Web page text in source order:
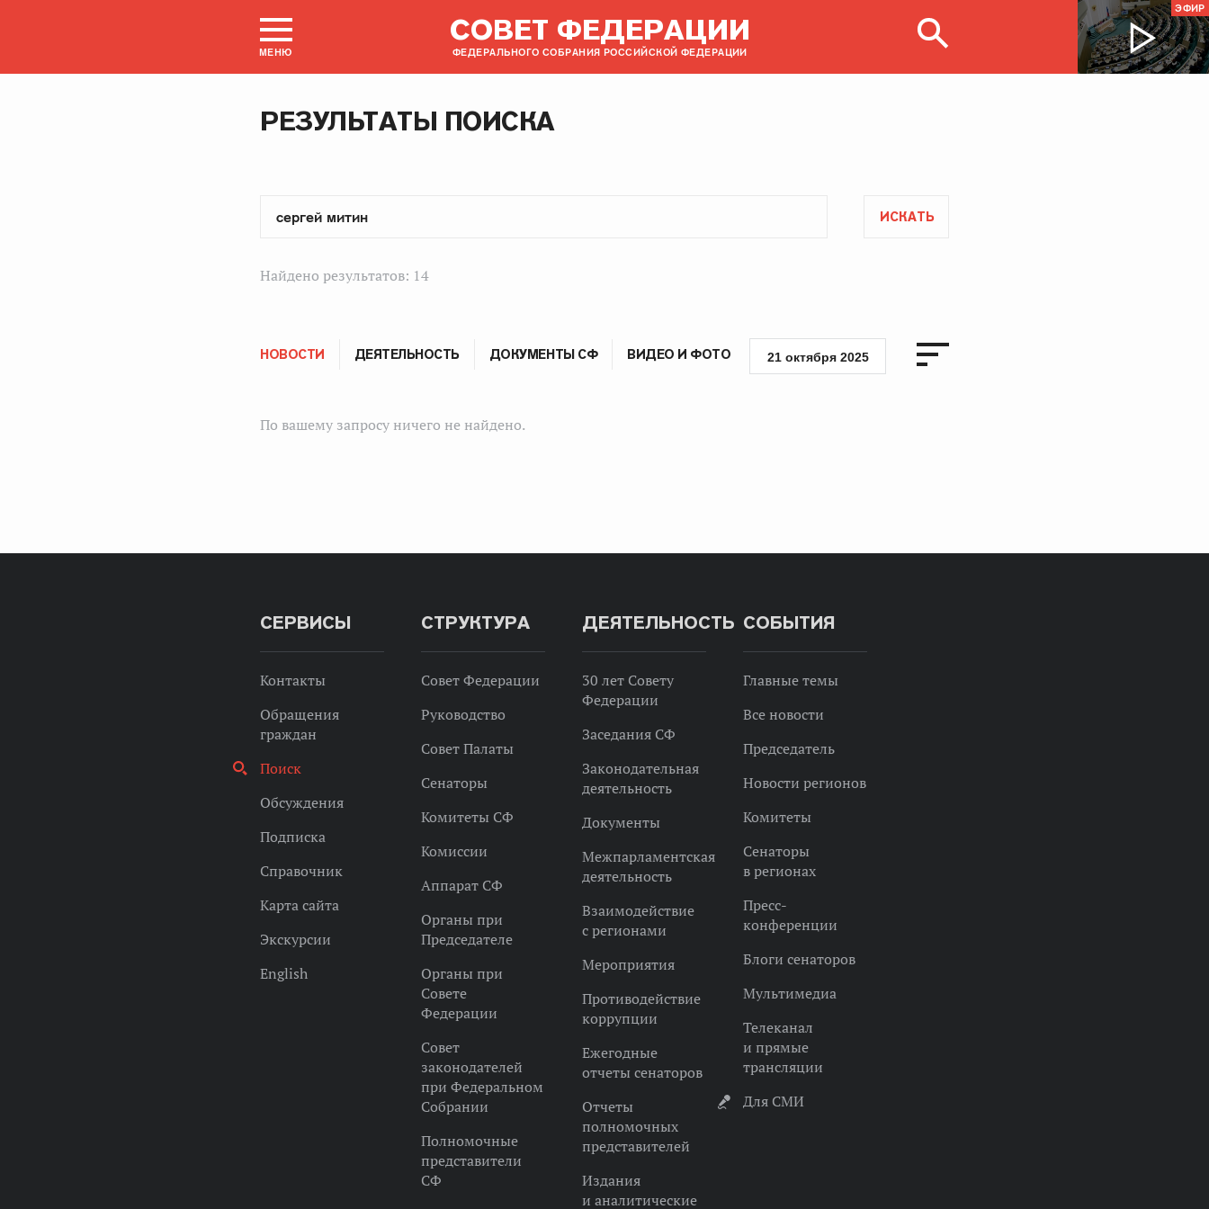
МЕНЮ
СОВЕТ ФЕДЕРАЦИИ
ФЕДЕРАЛЬНОГО СОБРАНИЯ РОССИЙСКОЙ ФЕДЕРАЦИИ
ЭФИР
РЕЗУЛЬТАТЫ ПОИСКА
ИСКАТЬ
Найдено результатов: 14
НОВОСТИ ДЕЯТЕЛЬНОСТЬ ДОКУМЕНТЫ СФ ВИДЕО И ФОТО 21 октября 2025
По вашему запросу ничего не найдено.
СЕРВИСЫ
Контакты
Обращения
граждан
Поиск
Обсуждения
Подписка
Справочник
Карта сайта
Экскурсии
English
СТРУКТУРА
Совет Федерации
Руководство
Совет Палаты
Сенаторы
Комитеты СФ
Комиссии
Аппарат СФ
Органы при
Председателе
Органы при
Совете
Федерации
Совет
законодателей
при Федеральном
Собрании
Полномочные
представители
СФ
ДЕЯТЕЛЬНОСТЬ
30 лет Совету
Федерации
Заседания СФ
Законодательная
деятельность
Документы
Межпарламентская
деятельность
Взаимодействие
с регионами
Мероприятия
Противодействие
коррупции
Ежегодные
отчеты сенаторов
Отчеты
полномочных
представителей
Издания
и аналитические
СОБЫТИЯ
Главные темы
Все новости
Председатель
Новости регионов
Комитеты
Сенаторы
в регионах
Пресс-
конференции
Блоги сенаторов
Мультимедиа
Телеканал
и прямые
трансляции
Для СМИ